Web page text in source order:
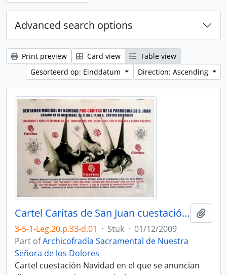
Advanced search options
Print preview Card view
Table view
Gesorteerd op: Einddatum
Direction: Ascending
Cartel Caritas de San Juan cuestación 2009.
3-5-1-Leg.20.p.33-d.01 · Stuk · 01/12/2009
Part ofArchicofradía Sacramental de Nuestra
Señora de los Dolores
Cartel cuestación Navidad en el que se anuncian